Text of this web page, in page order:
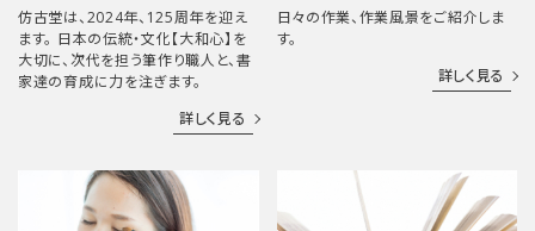
仿古堂は、2024年、125周年を迎え
ます。 日本の伝統・文化【大和心】を
大切に、次代を担う筆作り職人と、書
家達の育成に力を注ぎます。
詳しく見る
日々の作業、作業風景をご紹介しま
す。
詳しく見る